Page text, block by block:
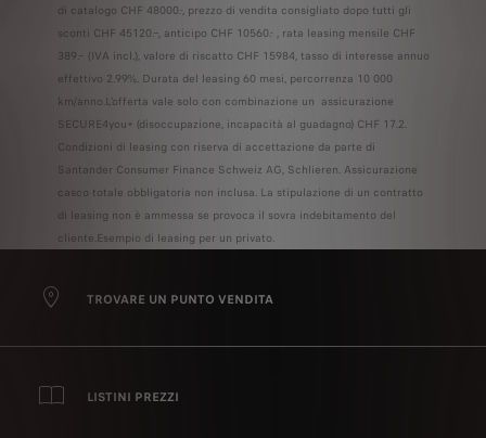
di catalogo CHF 48000.-, prezzo di vendita consigliato dopo tutti gli
sconti CHF 45120.–, anticipo CHF 10560.- , rata leasing mensile CHF
389.– (IVA incl.), valore di riscatto CHF 15984, tasso di interesse annuo
effettivo 2.99%. Durata del leasing 60 mesi, percorrenza 10 000
km/anno.L'offerta vale solo con combinazione un assicurazione
SECURE4you+ (disoccupazione, incapacità al guadagno) CHF 17.2.
Condizioni di leasing con riserva di accettazione da parte di
Santander Consumer Finance Schweiz AG, Schlieren. Assicurazione
casco totale obbligatoria non inclusa. La stipulazione di un contratto
di leasing non è ammessa se provoca il sovra indebitamento del
cliente.Esempio di leasing per un privato.
TROVARE UN PUNTO VENDITA
LISTINI PREZZI